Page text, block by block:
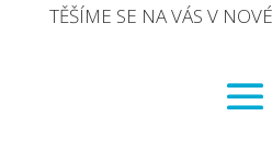
TĚŠÍME SE NA VÁS V